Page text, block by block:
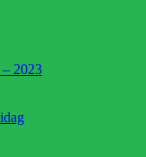
2023